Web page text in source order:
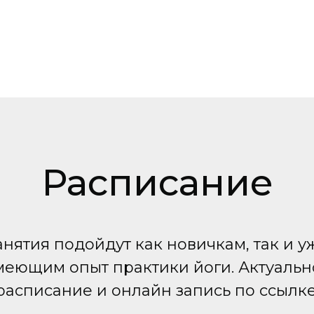
Расписание
подойдут как новичкам, так и
опыт практики йоги.
и онлайн запись по